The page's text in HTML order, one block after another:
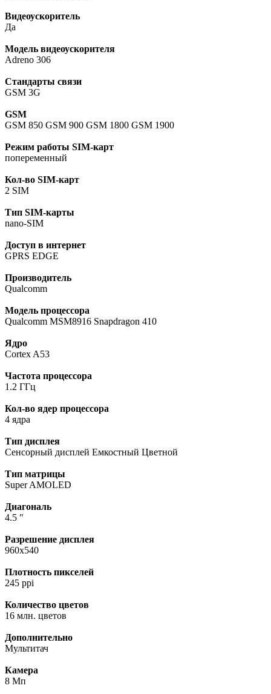
Видеоускоритель
Да
Модель видеоускорителя
Adreno 306
Стандарты связи
GSM 3G
GSM
GSM 850 GSM 900 GSM 1800 GSM 1900
Режим работы SIM-карт
попеременный
Кол-во SIM-карт
2 SIM
Тип SIM-карты
nano-SIM
Доступ в интернет
GPRS EDGE
Производитель
Qualcomm
Модель процессора
Qualcomm MSM8916 Snapdragon 410
Ядро
Cortex A53
Частота процессора
1.2 ГГц
Кол-во ядер процессора
4 ядра
Тип дисплея
Сенсорный дисплей Емкостный Цветной
Тип матрицы
Super AMOLED
Диагональ
4.5 "
Разрешение дисплея
960x540
Плотность пикселей
245 ppi
Количество цветов
16 млн. цветов
Дополнительно
Мультитач
Камера
8 Мп